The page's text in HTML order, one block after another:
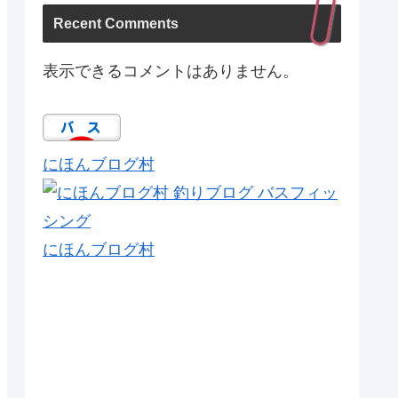
Recent Comments
表示できるコメントはありません。
にほんブログ村
にほんブログ村